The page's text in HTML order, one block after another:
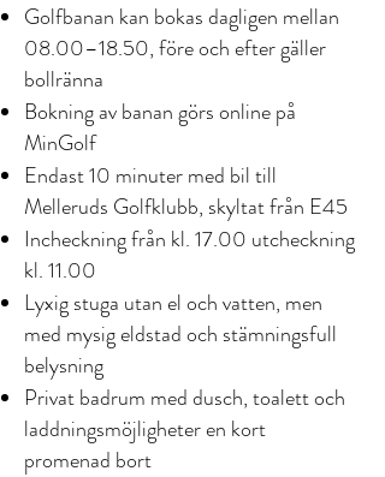
Golfbanan kan bokas dagligen mellan
08.00–18.50, före och efter gäller
bollränna
Bokning av banan görs online på
MinGolf
Endast 10 minuter med bil till
Melleruds Golfklubb, skyltat från E45
Incheckning från kl. 17.00 utcheckning
kl. 11.00
Lyxig stuga utan el och vatten, men
med mysig eldstad och stämningsfull
belysning
Privat badrum med dusch, toalett och
laddningsmöjligheter en kort
promenad bort